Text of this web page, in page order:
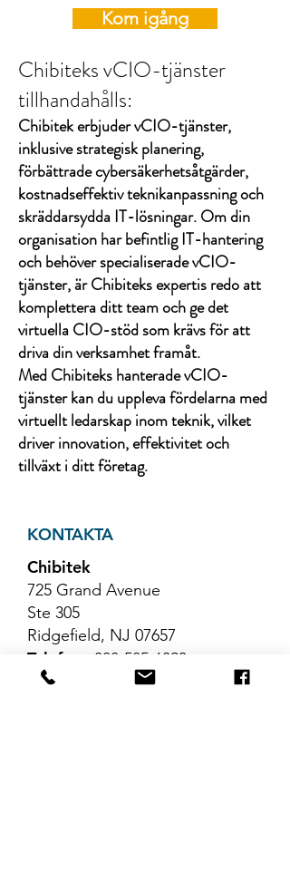
Kom igång
Chibiteks vCIO-tjänster
tillhandahålls:
Chibitek erbjuder vCIO-tjänster,
inklusive strategisk planering,
förbättrade cybersäkerhetsåtgärder,
kostnadseffektiv teknikanpassning och
skräddarsydda IT-lösningar. Om din
organisation har befintlig IT-hantering
och behöver specialiserade vCIO-
tjänster, är Chibiteks expertis redo att
komplettera ditt team och ge det
virtuella CIO-stöd som krävs för att
driva din verksamhet framåt.
Med Chibiteks hanterade vCIO-
tjänster kan du uppleva fördelarna med
virtuellt ledarskap inom teknik, vilket
driver innovation, effektivitet och
tillväxt i ditt företag.
KONTAKTA
Chibitek
725 Grand Avenue
Ste 305
Ridgefield, NJ 07657
Telefon 888-585-6823
E-post hello@chibitek.com